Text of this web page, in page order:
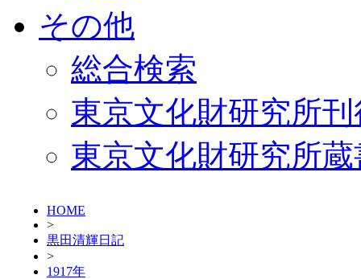
その他
総合検索
東京文化財研究所
東京文化財研究所
HOME
>
黒田清輝日記
>
1917年